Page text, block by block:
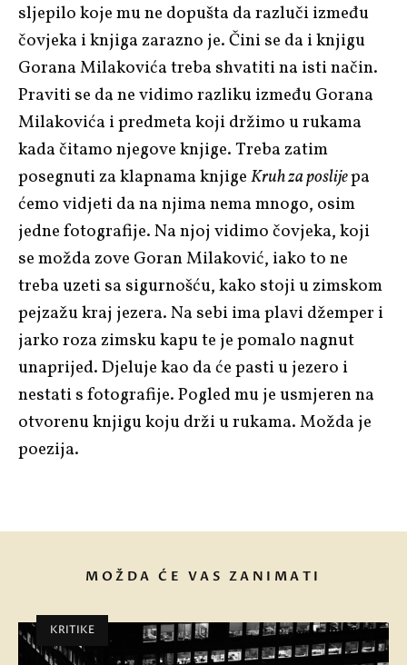
sljepilo koje mu ne dopušta da razluči između
čovjeka i knjiga zarazno je. Čini se da i knjigu
Gorana Milakovića treba shvatiti na isti način.
Praviti se da ne vidimo razliku između Gorana
Milakovića i predmeta koji držimo u rukama
kada čitamo njegove knjige. Treba zatim
posegnuti za klapnama knjigeKruh za poslijepa
ćemo vidjeti da na njima nema mnogo, osim
jedne fotografije. Na njoj vidimo čovjeka, koji
se možda zove Goran Milaković, iako to ne
treba uzeti sa sigurnošću, kako stoji u zimskom
pejzažu kraj jezera. Na sebi ima plavi džemper i
jarko roza zimsku kapu te je pomalo nagnut
unaprijed. Djeluje kao da će pasti u jezero i
nestati s fotografije. Pogled mu je usmjeren na
otvorenu knjigu koju drži u rukama. Možda je
poezija.
MOŽDA ĆE VAS ZANIMATI
KRITIKE